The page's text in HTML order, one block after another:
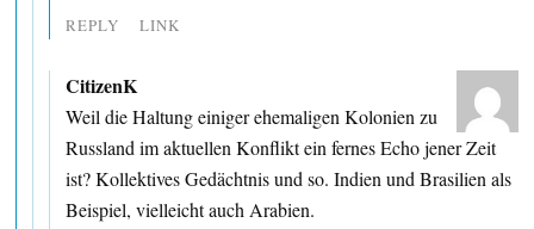
REPLY LINK
CitizenK
Weil die Haltung einiger ehemaligen Kolonien zu
Russland im aktuellen Konflikt ein fernes Echo jener Zeit
ist? Kollektives Gedächtnis und so. Indien und Brasilien als
Beispiel, vielleicht auch Arabien.